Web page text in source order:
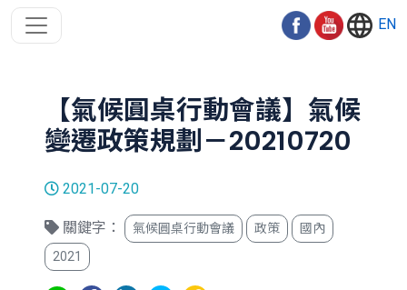
EN
【氣候圓桌行動會議】氣候
變遷政策規劃－20210720
2021-07-20
關鍵字： 氣候圓桌行動會議 政策
國內
2021